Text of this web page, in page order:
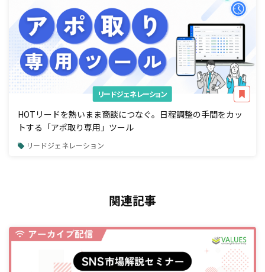
リードジェネレーション
HOTリードを熱いまま商談につなぐ。日程調整の手間をカッ
トする「アポ取り専用」ツール
リードジェネレーション
関連記事